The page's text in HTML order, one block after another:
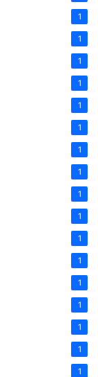
1
1
1
1
1
1
1
1
1
1
1
1
1
1
1
1
1